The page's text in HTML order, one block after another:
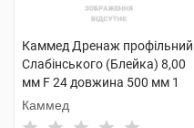
Каммед Дренаж профільний
Слабінського (Блейка) 8,00
мм F 24 довжина 500 мм 1
шт
Каммед